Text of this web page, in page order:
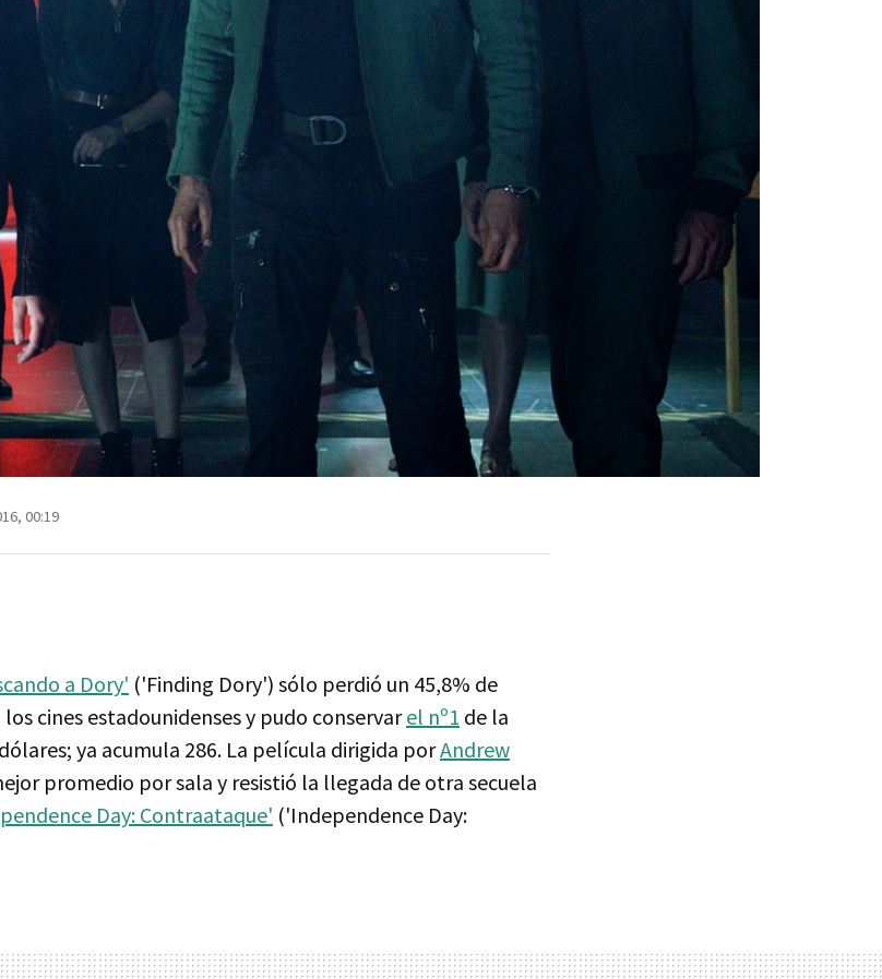
00:19
a Dory' ('Finding Dory') sólo perdió un 45,8% de
los cines estadounidenses y pudo conservarel nº1 de la
ya acumula 286. La película dirigida porAndrew
promedio por sala y resistió la llegada de otra secuela
Day: Contraataque' ('Independence Day: